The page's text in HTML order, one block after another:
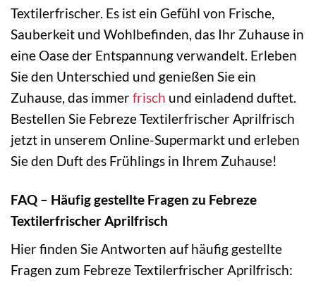
Textilerfrischer. Es ist ein Gefühl von Frische,
Sauberkeit und Wohlbefinden, das Ihr Zuhause in
eine Oase der Entspannung verwandelt. Erleben
Sie den Unterschied und genießen Sie ein
Zuhause, das immerfrisch und einladend duftet.
Bestellen Sie Febreze Textilerfrischer Aprilfrisch
jetzt in unserem Online-Supermarkt und erleben
Sie den Duft des Frühlings in Ihrem Zuhause!
FAQ – Häufig gestellte Fragen zu Febreze
Textilerfrischer Aprilfrisch
Hier finden Sie Antworten auf häufig gestellte
Fragen zum Febreze Textilerfrischer Aprilfrisch: